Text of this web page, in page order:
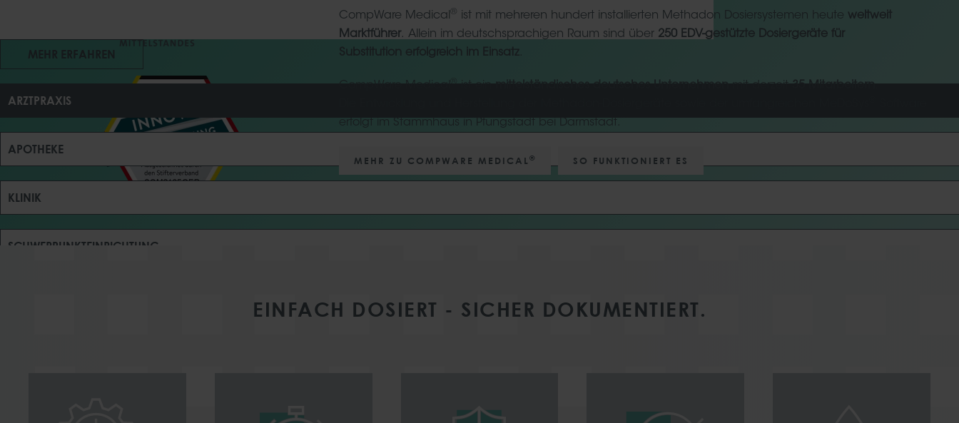
MEHR ERFAHREN
ARZTPRAXIS
APOTHEKE
KLINIK
SCHWERPUNKTEINRICHTUNG
CompWare Medical ® ist mit mehreren hundert installierten Methadon Dosiersystemen heute weltweit
Marktführer. Allein im deutschsprachigen Raum sind über 250 EDV-gestützte Dosiergeräte für
Substitution erfolgreich im Einsatz.
CompWare Medical®ist einmittelständisches deutsches Unternehmenmit derzeit35 Mitarbeitern.
erfolgt im Stammhaus in Pfungstadt bei Darmstadt.
MEHR ZU COMPWARE MEDICAL ® SO FUNKTIONIERT ES
EINFACH DOSIERT - SICHER DOKUMENTIERT.